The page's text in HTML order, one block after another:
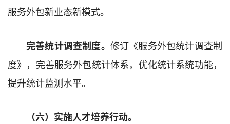
服务外包新业态新模式。
完善统计调查制度。 修订《服务外包统计调查制
度》，完善服务外包统计体系， 优化统计系统功能，
提升统计监测水平。
（六）实施人才培养行动。